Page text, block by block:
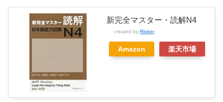
新完全マスター・読解N4
created by Rinker
Amazon 楽天市場